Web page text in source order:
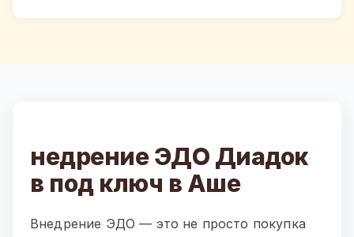
недрение ЭДО Диадок
в под ключ в Аше
Внедрение ЭДО — это не просто покупка